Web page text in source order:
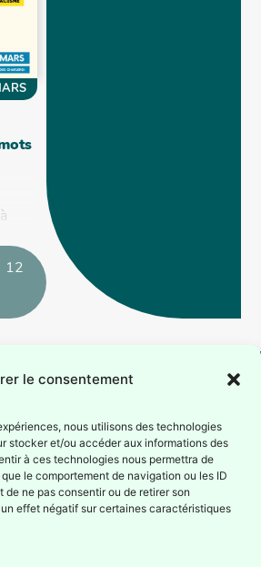
le consentement
nous utilisons des technologies
stocker et/ou accéder aux informations des
à ces technologies nous permettra de
le comportement de navigation ou les ID
de ne pas consentir ou de retirer son
effet négatif sur certaines caractéristiques
cet
12
notre
nous
BePax est reconnue
comme association
d’éducation
permanente par la
Fédération Wallonie-